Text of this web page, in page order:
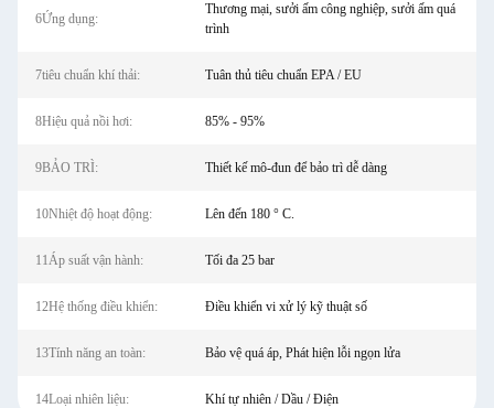
6Ứng dụng:
Thương mại, sưởi ấm công nghiệp, sưởi ấm quá
trình
7tiêu chuẩn khí thải: Tuân thủ tiêu chuẩn EPA / EU
8Hiệu quả nồi hơi: 85% - 95%
9BẢO TRÌ: Thiết kế mô-đun để bảo trì dễ dàng
10Nhiệt độ hoạt động: Lên đến 180 ° C.
11Áp suất vận hành: Tối đa 25 bar
12Hệ thống điều khiển: Điều khiển vi xử lý kỹ thuật số
13Tính năng an toàn: Bảo vệ quá áp, Phát hiện lỗi ngọn lửa
14Loại nhiên liệu: Khí tự nhiên / Dầu / Điện